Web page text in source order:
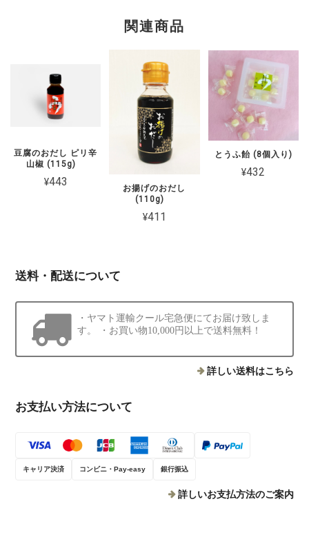
関連商品
豆腐のおだし ピリ辛
山椒 (115g)
¥443
お揚げのおだし
(110g)
¥411
とうふ飴 (8個入り)
¥432
送料・配送について
・ヤマト運輸クール宅急便にてお届け致しま
す。 ・お買い物10,000円以上で送料無料！
詳しい送料はこちら
お支払い方法について
キャリア決済 コンビニ・Pay-easy 銀行振込
詳しいお支払方法のご案内